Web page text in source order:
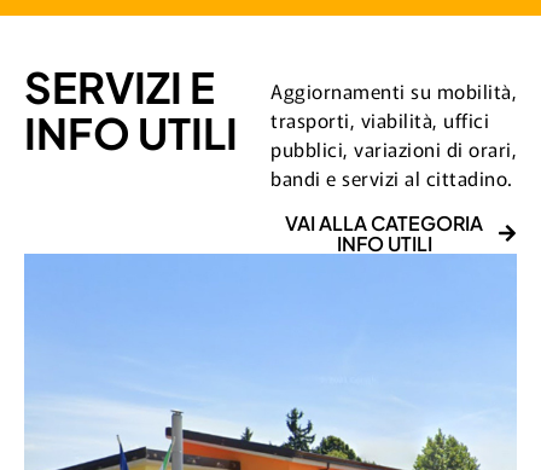
SERVIZI E
INFO UTILI
Aggiornamenti su mobilità,
trasporti, viabilità, uffici
pubblici, variazioni di orari,
bandi e servizi al cittadino.
VAI ALLA CATEGORIA
INFO UTILI